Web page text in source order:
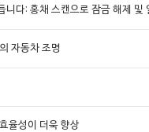
다: 홍채 스캔으로 잠금 해제 및
자동차 조명
율성이 더욱 향상